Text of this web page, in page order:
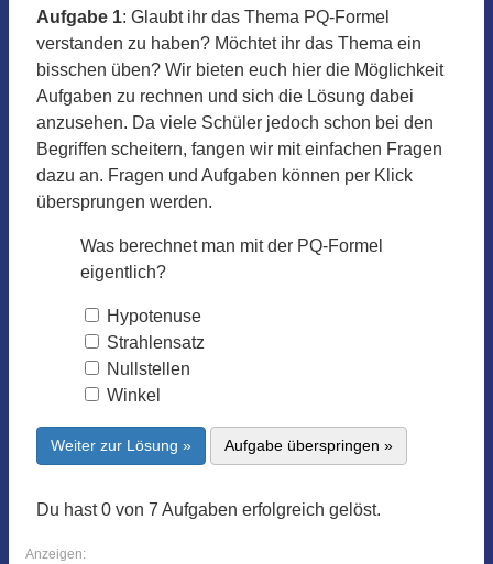
Aufgabe 1: Glaubt ihr das Thema PQ-Formel
verstanden zu haben? Möchtet ihr das Thema ein
bisschen üben? Wir bieten euch hier die Möglichkeit
Aufgaben zu rechnen und sich die Lösung dabei
anzusehen. Da viele Schüler jedoch schon bei den
Begriffen scheitern, fangen wir mit einfachen Fragen
dazu an. Fragen und Aufgaben können per Klick
übersprungen werden.
Was berechnet man mit der PQ-Formel
eigentlich?
Hypotenuse
Strahlensatz
Nullstellen
Winkel
Weiter zur Lösung » Aufgabe überspringen »
Du hast 0 von 7 Aufgaben erfolgreich gelöst.
Anzeigen: